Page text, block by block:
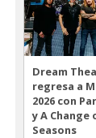
Dream
regresa a
2026 con
y A Change
Seasons